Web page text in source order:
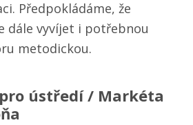
Předpokládáme, že
dále vyvíjet i potřebnou
metodickou.
ústředí / Markéta